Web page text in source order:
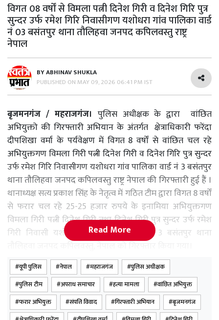
विगत 08 वर्षों से विमला पत्नी दिनेश गिरी व दिनेश गिरि पुत्र
सुन्दर उर्फ रमेश गिरि निवासीगण यशोधरा गांव पालिका वार्ड
नं 03 बसंतपुर थाना तौलिहवा जनपद कपिलवस्तु राष्ट्र
नेपाल
BYABHINAV SHUKLA
PUBLISHED ON MAY 09, 2026 06:41 PM IST
बृजमनगंज / महराजगंज। पुलिस अधीक्षक के द्वारा वांछित
अभियुक्तो की गिरफ्तारी अभियान के अंतर्गत क्षेत्राधिकारी फरेंदा
दीपशिखा वर्मा के पर्यवेक्षण में विगत 8 वर्षों से वांछित चल रहे
अभियुक्तगण विमला गिरी पत्नी दिनेश गिरी व दिनेश गिरि पुत्र सुन्दर
उर्फ रमेश गिरि निवासीगण यशोधरा गांव पालिका वार्ड नं 3 बसंतपुर
थाना तौलिहवा जनपद कपिलवस्तु राष्ट्र नेपाल की गिरफ्तारी हुई हैं ।
थानाध्यक्ष सत्य प्रकाश सिंह के नेतृत्व में गठित टीम द्वारा विगत 8 वर्षों
से फरार चल रहे 25-25 हजार रुपये के इनामिया अभियुक्तगण
विमला गिरी पत्नी दिनेश गिरी तथा दिनेश गिरी पुत्र सुन्दर उर्फ रमेश
गिरी निवासी यशोधरा गांव पालिका वार्ड नं 3 बसंतपुर थाना
मुखबिर की सूचना पर अभियुक्ता विमला गिरी को ग्राम सूर्यमानपुर
कांछा चौराहा थाना बृजमनगंज क्षेत्र से तथा अभियुक्त दिनेश गिरी को
लेदवा चौराहा थाना बृजमनगंज क्षेत्र से गिरफ्तार किया गया।
Read More
यूपी पुलिस नेपाल महराजगंज
पुलिस अधीक्षक
पुलिस टीम
अपराध समाचार हत्या मामला
वांछित अभियुक्त
फरार अभियुक्त
संपत्ति विवाद गिरफ्तारी अभियान
बृजमनगंज